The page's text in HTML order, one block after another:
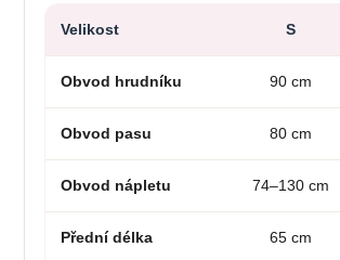
Velikost S
Obvod hrudníku 90 cm
Obvod pasu 80 cm
Obvod nápletu 74–130 cm
Přední délka 65 cm